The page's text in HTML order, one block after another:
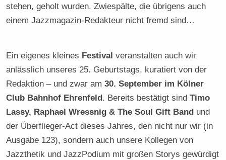
stehen, geholt wurden. Zwiespälte, die übrigens auch
einem Jazzmagazin-Redakteur nicht fremd sind…
Ein eigenes kleines Festival veranstalten auch wir
anlässlich unseres 25. Geburtstags, kuratiert von der
Redaktion – und zwar am30. September im Kölner
Club Bahnhof Ehrenfeld. Bereits bestätigt sindTimo
Lassy, Raphael Wressnig & The Soul Gift Band und
der Überflieger-Act dieses Jahres, den nicht nur wir (in
Ausgabe 123), sondern auch unsere Kollegen von
Jazzthetik und JazzPodium mit großen Storys gewürdigt